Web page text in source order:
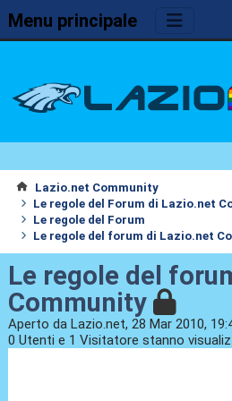
Menu principale
Lazio.net Community
Le regole del Forum di Lazio.net
Le regole del Forum
Le regole del forum di Lazio.net
Le regole del
Community
Aperto da Lazio.net, 28 Mar 2010,
0 Utenti e 1 Visitatore stanno